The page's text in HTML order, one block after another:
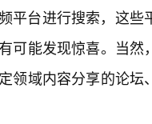
平台进行搜索，这些
可能发现惊喜。当然
领域内容分享的论坛